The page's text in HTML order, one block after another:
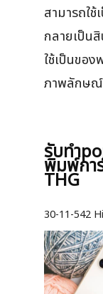
สามารถใ
กลายเป็น
ใช้เป็นขอ
ภาพลักษ
รับทำ
พิมพ์กา
THG
30-11-542